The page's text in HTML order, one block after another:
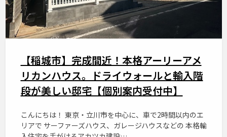
【稲城市】完成間近！本格アーリーアメ
リカンハウス。ドライウォールと輸入階
段が美しい邸宅【個別案内受付中】
こんにちは！ 東京・立川市を中心に、車で2時間以内のエ
リアで サーファーズハウス、ガレージハウスなどの 本格輸